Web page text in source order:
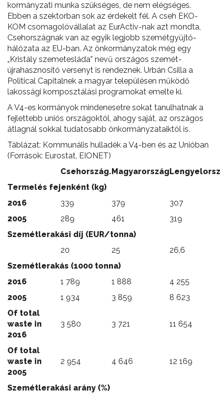
kormányzati munka szükséges, de nem elégséges.
Ebben a szektorban sok az érdekelt fél. A cseh EKO-
KOM csomagolóvállalat az EurActiv-nak azt mondta,
Csehországnak van az egyik legjobb szemétgyűjtő-
hálózata az EU-ban. Az önkormányzatok még egy
„Kristály szemetesláda” nevű országos szemét-
újrahasznosító versenyt is rendeznek. Urbán Csilla a
Political Capitalnek a magyar településen működő
lakossági komposztálási programokat emelte ki.
A V4-es kormányok mindenesetre sokat tanulhatnak a
fejlettebb uniós országoktól, ahogy saját, az országos
átlagnál sokkal tudatosabb önkormányzataiktól is.
Táblázat: Kommunális hulladék a V4-ben és az Unióban
(Források: Eurostat, EIONET)
Csehország.Magyarország
Termelés fejenként (kg)
2016
339 379
307
2005
289 461
319
Szemétlerakási díj (EUR/tonna)
20
25
26,6
Szemétlerakás (1000 tonna)
2016
1 789 1 888
4 255
2005
1 934 3 859
8 623
Of total
waste in
2016
3 580 3 721 11 654
Of total
waste in
2005
2 954 4 646 12 169
Szemétlerakási arány (%)